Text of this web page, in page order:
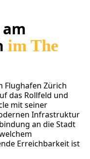
im The
Flughafen Zürich
das Rollfeld und
mit seiner
Infrastruktur
an die Stadt
Erreichbarkeit ist